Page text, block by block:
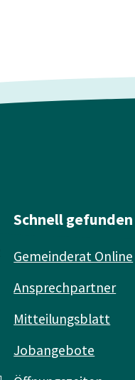
Schnell gefunden
Gemeinderat Online
Ansprechpartner
Mitteilungsblatt
Jobangebote